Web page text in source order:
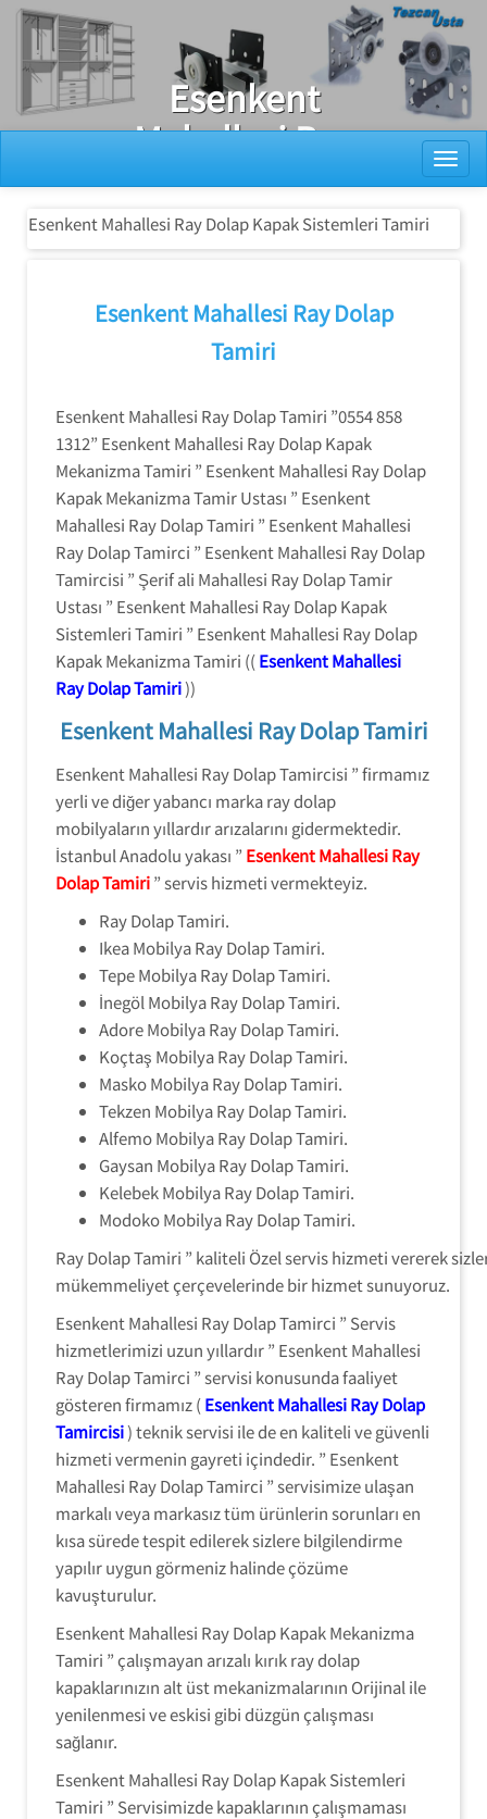
Ray Dolap Tamiri
Esenkent
Mahallesi Ray
Dolap Kapak
Sistemleri
Tamiri
Esenkent Mahallesi Ray Dolap Kapak Sistemleri Tamiri
Esenkent Mahallesi Ray Dolap
Tamiri
Esenkent Mahallesi Ray Dolap Tamiri ”0554 858
1312” Esenkent Mahallesi Ray Dolap Kapak
Mekanizma Tamiri ” Esenkent Mahallesi Ray Dolap
Kapak Mekanizma Tamir Ustası ” Esenkent
Mahallesi Ray Dolap Tamiri ” Esenkent Mahallesi
Ray Dolap Tamirci ” Esenkent Mahallesi Ray Dolap
Tamircisi ” Şerif ali Mahallesi Ray Dolap Tamir
Ustası ” Esenkent Mahallesi Ray Dolap Kapak
Sistemleri Tamiri ” Esenkent Mahallesi Ray Dolap
Kapak Mekanizma Tamiri ((Esenkent Mahallesi
Ray Dolap Tamiri))
Esenkent Mahallesi Ray Dolap Tamiri
Esenkent Mahallesi Ray Dolap Tamircisi ” firmamız
yerli ve diğer yabancı marka ray dolap
mobilyaların yıllardır arızalarını gidermektedir.
İstanbul Anadolu yakası ” Esenkent Mahallesi Ray
Dolap Tamiri” servis hizmeti vermekteyiz.
Ray Dolap Tamiri.
Ikea Mobilya Ray Dolap Tamiri.
Tepe Mobilya Ray Dolap Tamiri.
İnegöl Mobilya Ray Dolap Tamiri.
Adore Mobilya Ray Dolap Tamiri.
Koçtaş Mobilya Ray Dolap Tamiri.
Masko Mobilya Ray Dolap Tamiri.
Tekzen Mobilya Ray Dolap Tamiri.
Alfemo Mobilya Ray Dolap Tamiri.
Gaysan Mobilya Ray Dolap Tamiri.
Kelebek Mobilya Ray Dolap Tamiri.
Modoko Mobilya Ray Dolap Tamiri.
Ray Dolap Tamiri ” kaliteli Özel servis hizmeti vererek
mükemmeliyet çerçevelerinde bir hizmet sunuyoruz.
Esenkent Mahallesi Ray Dolap Tamirci ” Servis
hizmetlerimizi uzun yıllardır ” Esenkent Mahallesi
Ray Dolap Tamirci ” servisi konusunda faaliyet
gösteren firmamız (Esenkent Mahallesi Ray Dolap
Tamircisi) teknik servisi ile de en kaliteli ve güvenli
hizmeti vermenin gayreti içindedir. ” Esenkent
Mahallesi Ray Dolap Tamirci ” servisimize ulaşan
markalı veya markasız tüm ürünlerin sorunları en
kısa sürede tespit edilerek sizlere bilgilendirme
yapılır uygun görmeniz halinde çözüme
kavuşturulur.
Esenkent Mahallesi Ray Dolap Kapak Mekanizma
Tamiri ” çalışmayan arızalı kırık ray dolap
kapaklarınızın alt üst mekanizmalarının Orijinal ile
yenilenmesi ve eskisi gibi düzgün çalışması
sağlanır.
Esenkent Mahallesi Ray Dolap Kapak Sistemleri
Tamiri ” Servisimizde kapaklarının çalışmaması